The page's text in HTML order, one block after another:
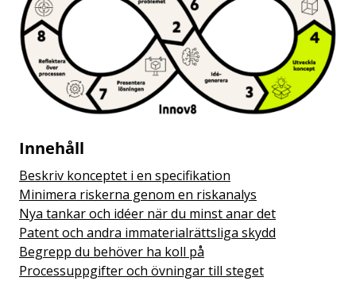
Innehåll
Beskriv konceptet i en specifikation
Minimera riskerna genom en riskanalys
Nya tankar och idéer när du minst anar det
Patent och andra immaterialrättsliga skydd
Begrepp du behöver ha koll på
Processuppgifter och övningar till steget